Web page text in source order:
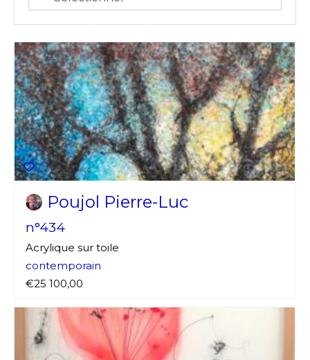
Poujol Pierre-Luc
n°434
Acrylique sur toile
contemporain
€25 100,00